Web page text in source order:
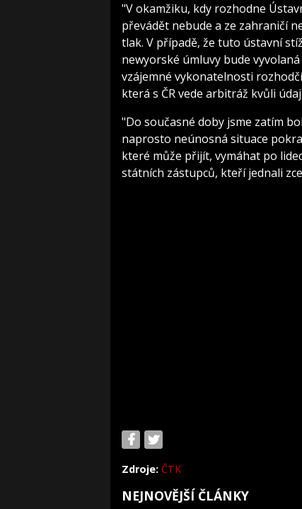
"V okamžiku, kdy rozhodne
převádět nebude a ze zahraničí
tlak. V případě, že tuto ústavní
newyorské úmluvy bude
vzájemné vykonatelnosti
která s ČR vede arbitráž kvůli
"Do současné doby jsme zatím
naprosto neúnosná situace
které může přijít, vymáhat po
státních zástupců, kteří jednali
Zdroje: ČTK
NEJNOVĚJŠÍ ČLÁNKY